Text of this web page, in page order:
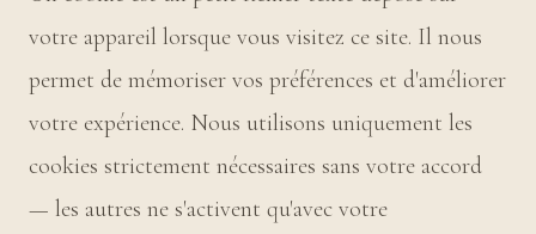
votre appareil lorsque vous visitez ce site. Il nous
permet de mémoriser vos préférences et d'améliorer
votre expérience. Nous utilisons uniquement les
cookies strictement nécessaires sans votre accord
— les autres ne s'activent qu'avec votre